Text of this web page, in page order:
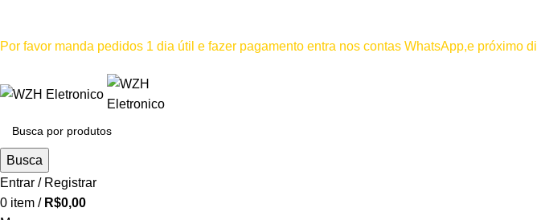
Por favor manda pedidos 1 dia útil e fazer pagamento entra nos contas WhatsApp,e próximo
Busca
Entrar / Registrar
0 item / R$0,00